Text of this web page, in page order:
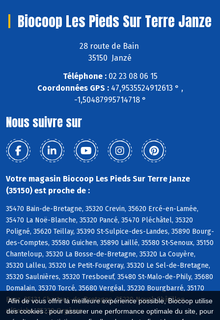
Afin de vous offrir la meilleure expérience possible, Biocoop utilise
des cookies : pour assurer une performance optimale du site, pour
Biocoop Les Pieds Sur Terre Janze
28 route de Bain
35150 Janzé
Téléphone :02 23 08 06 15
Coordonnées GPS :47,9535524912613 ° ,
-1,50487995714718 °
Nous suivre sur
Votre magasin Biocoop Les Pieds Sur Terre Janze
(35150) est proche de :
35470 Bain-de-Bretagne, 35320 Crevin, 35620 Ercé-en-Lamée,
35470 La Noë-Blanche, 35320 Pancé, 35470 Pléchâtel, 35320
Poligné, 35620 Teillay, 35390 St-Sulpice-des-Landes, 35890 Bourg-
des-Comptes, 35580 Guichen, 35890 Laillé, 35580 St-Senoux, 35150
Chanteloup, 35320 La Bosse-de-Bretagne, 35320 La Couyère,
35320 Lalleu, 35320 Le Petit-Fougeray, 35320 Le Sel-de-Bretagne,
35320 Saulnières, 35320 Tresboeuf, 35480 St-Malo-de-Phily, 35680
Domalain, 35370 Torcé, 35680 Vergéal, 35230 Bourgbarré, 35170
Bruz, 35131 Chartres-de-Bretagne, 35230 Noyal-Châtillon
s/Seiche, 35230 Orgères